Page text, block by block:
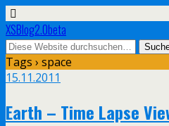
XSBlog2.0beta
Tags › space
15.11.2011
Earth – Time Lapse